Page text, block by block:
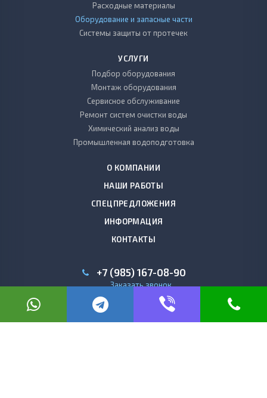
Расходные материалы
Оборудование и запасные части
Системы защиты от протечек
УСЛУГИ
Подбор оборудования
Монтаж оборудования
Сервисное обслуживание
Ремонт систем очистки воды
Химический анализ воды
Промышленная водоподготовка
О КОМПАНИИ
НАШИ РАБОТЫ
СПЕЦПРЕДЛОЖЕНИЯ
ИНФОРМАЦИЯ
КОНТАКТЫ
+7 (985) 167-08-90
Заказать звонок
г. Москва, ул. Маршала Тухачевского, 41
г. Звенигород, ул. Пролетарская, 40а
г. Домодедово, с. Никитское, 52